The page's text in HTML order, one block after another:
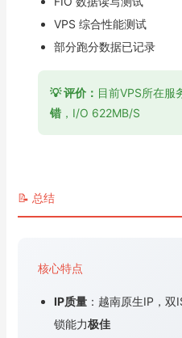
VPS 综合性能测试
部分跑分数据已记录
💡 评价： 目前VPS所在服
错，I/O 622MB/S
📝 总结
核心特点
IP质量：越南原生IP，双
锁能力极佳